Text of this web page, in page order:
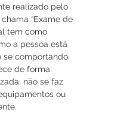
realizado pelo
“Exame de
tem como
a pessoa está
se comportando.
de forma
não se faz
ou